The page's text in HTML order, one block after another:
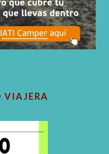
VIAJERA